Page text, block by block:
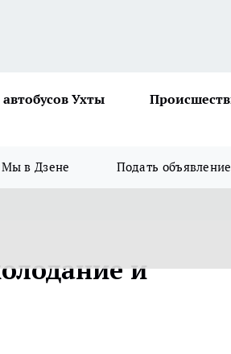
Ухты
Мы в Дзене Подать объявление
и